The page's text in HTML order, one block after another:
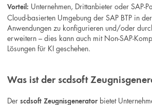
Vorteil: Unternehmen, Drittanbieter oder SAP-
Cloud-basierten Umgebung der SAP BTP in
Anwendungen zu konfigurieren und/oder
erweitern – dies kann auch mit Non-SAP-
Lösungen für KI geschehen.
Was ist der scdsoft
Derscdsoft Zeugnisgenerator bietet